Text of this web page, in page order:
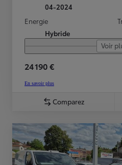
04-2024
Energie
Hybride
Voir
24 190 €
En savoir plus
Comparez